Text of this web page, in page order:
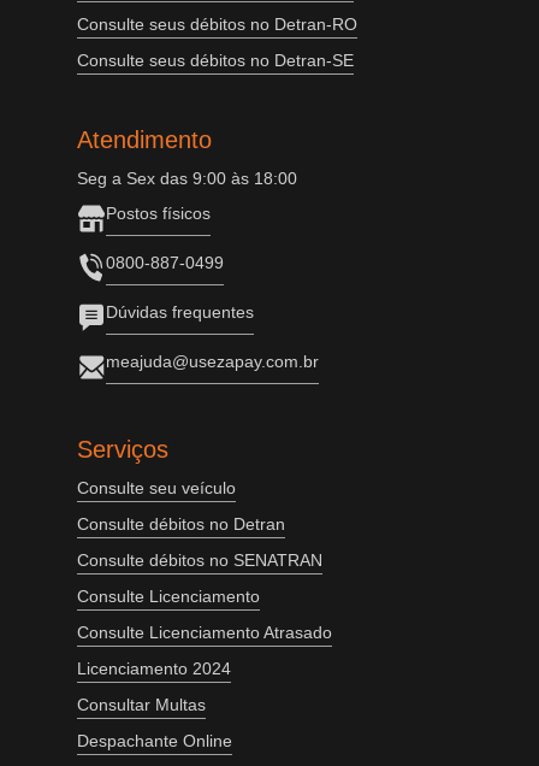
Consulte seus débitos no Detran-RO
Consulte seus débitos no Detran-SE
Atendimento
Seg a Sex das 9:00 às 18:00
Postos físicos
0800-887-0499
Dúvidas frequentes
meajuda@usezapay.com.br
Serviços
Consulte seu veículo
Consulte débitos no Detran
Consulte débitos no SENATRAN
Consulte Licenciamento
Consulte Licenciamento Atrasado
Licenciamento 2024
Consultar Multas
Despachante Online